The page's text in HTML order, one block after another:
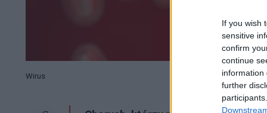
If you wish
sensitive
confirm
continue
information
further
Wirus